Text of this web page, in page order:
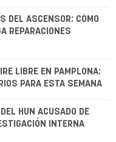
DEL ASCENSOR: CÓMO
REPARACIONES
LIBRE EN PAMPLONA:
PARA ESTA SEMANA
HUN ACUSADO DE
INTERNA